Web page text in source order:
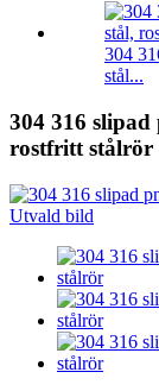
304
stål...
304 316
rostfritt stålrör